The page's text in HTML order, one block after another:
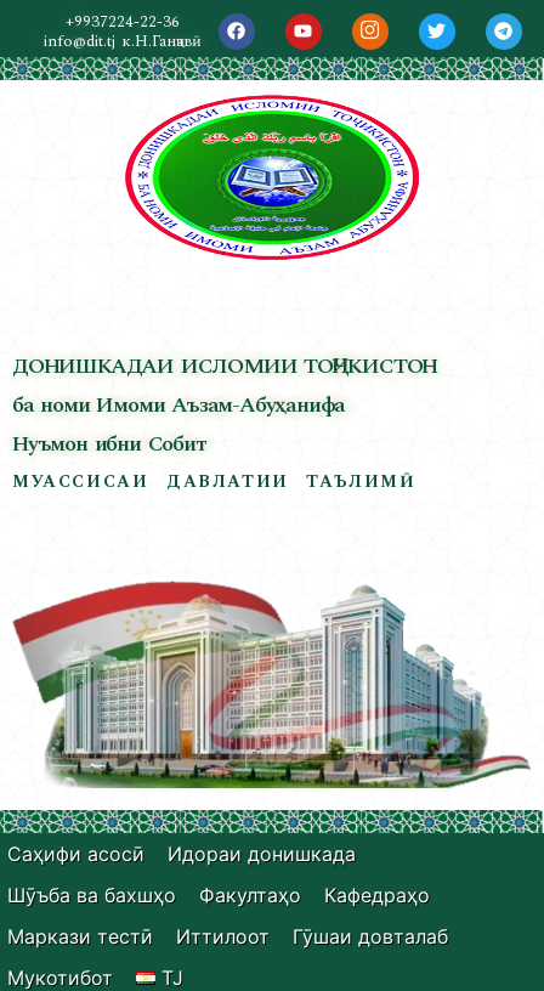
+9937224-22-36
info@dit.tj к.Н.Ганҷавӣ
ДОНИШКАДАИ ИСЛОМИИ ТОҶИКИСТОН
ба номи Имоми Аъзам-Абуҳанифа
Нуъмон ибни Собит
МУАССИСАИ ДАВЛАТИИ ТАЪЛИМӢ
Саҳифи асосӣ
Идораи донишкада
Шӯъба ва бахшҳо
Факултаҳо
Кафедраҳо
Маркази тестӣ
Иттилоот
Гӯшаи довталаб
Мукотибот
TJ